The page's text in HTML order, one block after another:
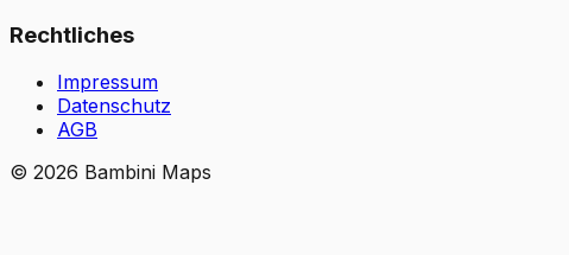
Rechtliches
Impressum
Datenschutz
AGB
© 2026 Bambini Maps